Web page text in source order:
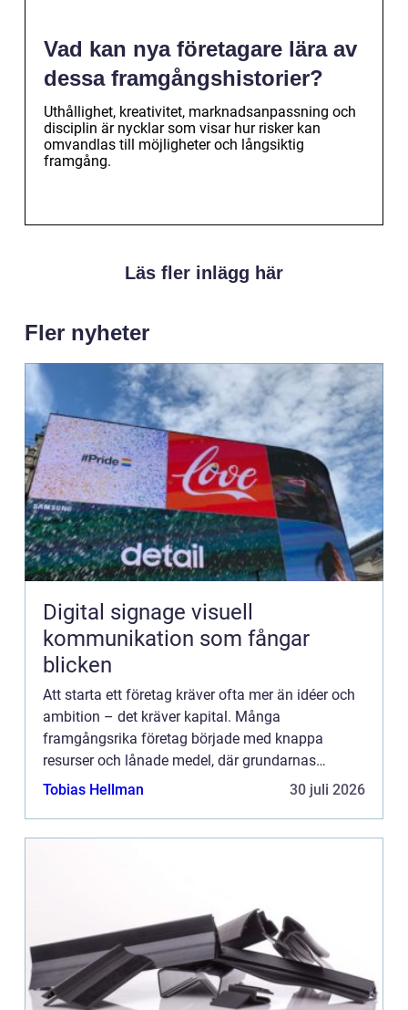
Vad kan nya företagare lära av
dessa framgångshistorier?
Uthållighet, kreativitet, marknadsanpassning och
disciplin är nycklar som visar hur risker kan
omvandlas till möjligheter och långsiktig
framgång.
Läs fler inlägg här
Fler nyheter
Digital signage visuell
kommunikation som fångar
blicken
Att starta ett företag kräver ofta mer än idéer och
ambition – det kräver kapital. Många
framgångsrika företag började med knappa
resurser och lånade medel, där grundarnas
envishet, kr...
Tobias Hellman 30 juli 2026